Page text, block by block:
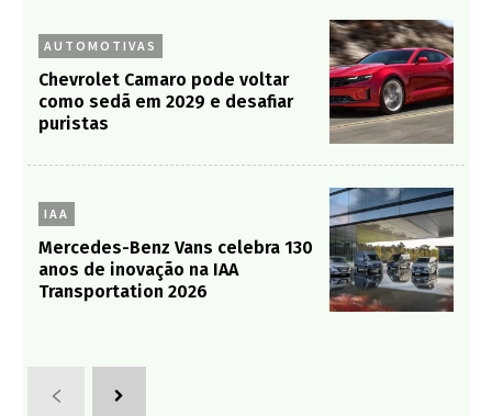
AUTOMOTIVAS
Chevrolet Camaro pode voltar
como sedã em 2029 e desafiar
puristas
IAA
Mercedes-Benz Vans celebra 130
anos de inovação na IAA
Transportation 2026